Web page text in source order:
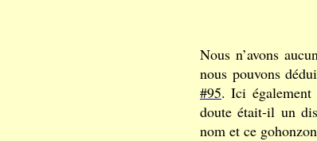
Nous n’avons
nous pouvons
#95. Ici
doute était-il un
nom et ce